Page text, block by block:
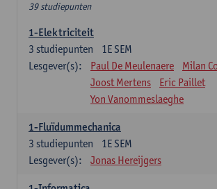
39 studiepunten
1-Elektriciteit
1E SEM
3 studiepunten
Lesgever(s):
Paul De Meulenaere
Milan
Joost Mertens
Eric Paillet
Yon Vanommeslaeghe
1-Fluïdummechanica
1E SEM
3 studiepunten
Lesgever(s):
Jonas Hereijgers